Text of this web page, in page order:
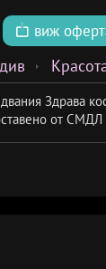
виж
Здрава
от СМДЛ